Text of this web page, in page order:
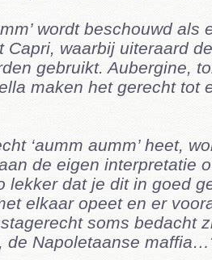
wordt beschouwd als
Capri, waarbij uiteraard
gebruikt. Aubergine,
maken het gerecht tot
‘aumm aumm’ heet,
de eigen interpretatie
lekker dat je dit in goed
elkaar opeet en er
soms bedacht
de Napoletaanse